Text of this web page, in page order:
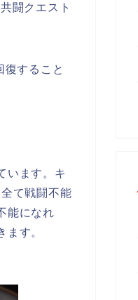
闘クエスト
すること
います。キ
て戦闘不能
能になれ
ます。